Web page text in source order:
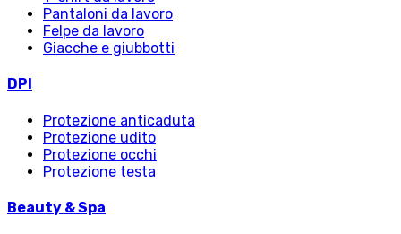
Pantaloni da lavoro
Felpe da lavoro
Giacche e giubbotti
DPI
Protezione anticaduta
Protezione udito
Protezione occhi
Protezione testa
Beauty & Spa